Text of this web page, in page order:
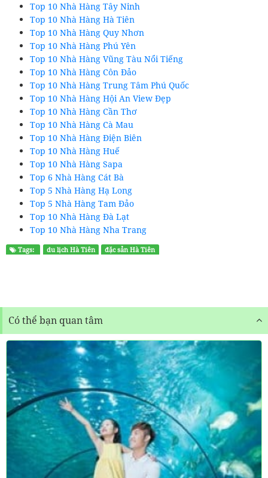
Top 10 Nhà Hàng Tây Ninh
Top 10 Nhà Hàng Hà Tiên
Top 10 Nhà Hàng Quy Nhơn
Top 10 Nhà Hàng Phú Yên
Top 10 Nhà Hàng Vũng Tàu Nổi Tiếng
Top 10 Nhà Hàng Côn Đảo
Top 10 Nhà Hàng Trung Tâm Phú Quốc
Top 10 Nhà Hàng Hội An View Đẹp
Top 10 Nhà Hàng Cần Thơ
Top 10 Nhà Hàng Cà Mau
Top 10 Nhà Hàng Điện Biên
Top 10 Nhà Hàng Huế
Top 10 Nhà Hàng Sapa
Top 6 Nhà Hàng Cát Bà
Top 5 Nhà Hàng Hạ Long
Top 5 Nhà Hàng Tam Đảo
Top 10 Nhà Hàng Đà Lạt
Top 10 Nhà Hàng Nha Trang
Tags: du lịch Hà Tiên đặc sản Hà Tiên
Có thể bạn quan tâm